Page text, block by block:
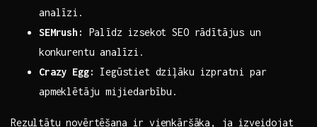
analīzi.
SEMrush:
Palīdz izsekot SEO rādītājus un⁣
konkurentu ⁤analīzi.
Crazy Egg:
Iegūstiet dziļāku izpratni par
‌apmeklētāju ⁣mijiedarbību.
Rezultātu​ novērtēšana⁤ ir vienkāršāka, ja ⁣izveidojat